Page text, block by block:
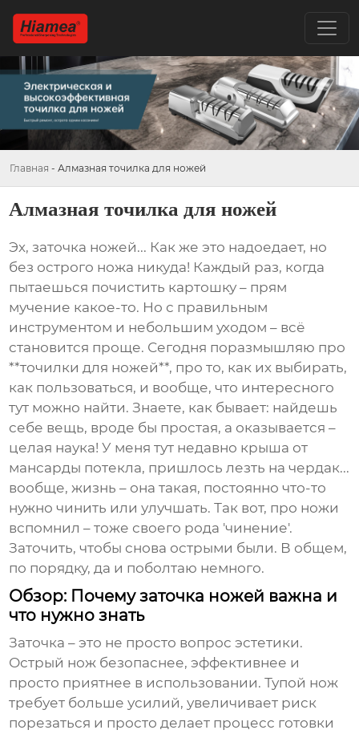
Главная - Алмазная точилка для ножей
Алмазная точилка для ножей
Эх, заточка ножей... Как же это надоедает, но
без острого ножа никуда! Каждый раз, когда
пытаешься почистить картошку – прям
мучение какое-то. Но с правильным
инструментом и небольшим уходом – всё
становится проще. Сегодня поразмышляю про
**точилки для ножей**, про то, как их выбирать,
как пользоваться, и вообще, что интересного
тут можно найти. Знаете, как бывает: найдешь
себе вещь, вроде бы простая, а оказывается –
целая наука! У меня тут недавно крыша от
мансарды потекла, пришлось лезть на чердак...
вообще, жизнь – она такая, постоянно что-то
нужно чинить или улучшать. Так вот, про ножи
вспомнил – тоже своего рода 'чинение'.
Заточить, чтобы снова острыми были. В общем,
по порядку, да и поболтаю немного.
Обзор: Почему заточка ножей важна и
что нужно знать
Заточка – это не просто вопрос эстетики.
Острый нож безопаснее, эффективнее и
просто приятнее в использовании. Тупой нож
требует больше усилий, увеличивает риск
порезаться и просто делает процесс готовки